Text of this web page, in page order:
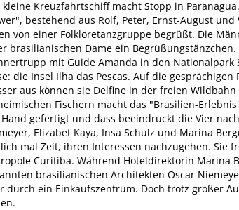
kleine Kreuzfahrtschiff macht Stopp in
bestehend aus Rolf, Peter, Ernst-August
von einer Folkloretanzgruppe begrüßt. Die
brasilianischen Dame ein
mit Guide Amanda in den Nationalpark
die Insel Ilha das Pescas. Auf die
aus können sie Delfine in der freien
Fischern macht das "Brasilien-
gefertigt und dass beeindruckt die Vier
Elizabet Kaya, Insa Schulz und Marina
mal Zeit, ihren Interessen nachzugehen. Sie
Curitiba. Während Hoteldirektorin Marina
brasilianischen Architekten Oscar
durch ein Einkaufszentrum. Doch trotz großer